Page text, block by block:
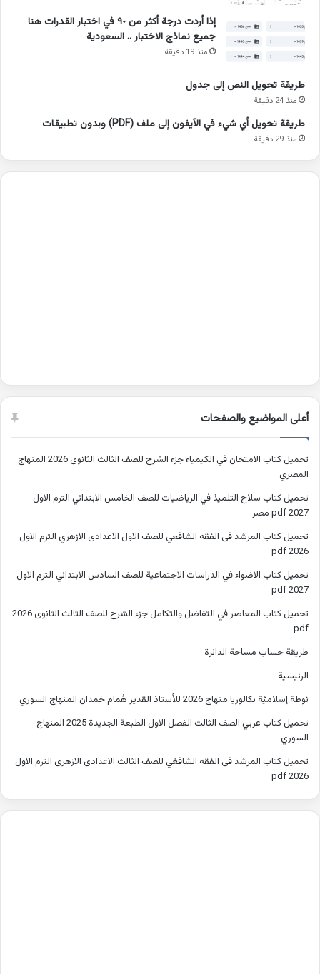
إذا أردت درجة أكثر من ٩٠ في اختبار القدرات هنا
جميع نماذج الاختبار .. السعودية
منذ 19 دقيقة
طريقة تحويل النص إلى جدول
منذ 24 دقيقة
طريقة تحويل أي شيء في الآيفون إلى ملف (PDF) وبدون تطبيقات
منذ 29 دقيقة
أعلى المواضيع والصفحات
تحميل كتاب الامتحان في الكيمياء جزء الشرح للصف الثالث الثانوى 2026 المنهاج
المصري
تحميل كتاب سلاح التلميذ في الرياضيات للصف الخامس الابتدائي الترم الاول
2027 pdf مصر
تحميل كتاب المرشد فى الفقه الشافعي للصف الاول الاعدادى الازهري الترم الاول
2026 pdf
تحميل كتاب الاضواء في الدراسات الاجتماعية للصف السادس الابتدائي الترم الاول
2027 pdf
تحميل كتاب المعاصر في التفاضل والتكامل جزء الشرح للصف الثالث الثانوى 2026
pdf
طريقة حساب مساحة الدائرة
الرئيسية
نوطة إسلاميّة بكالوريا منهاج 2026 للأستاذ القدير هُمام حَمدان المنهاج السوري
تحميل كتاب عربي الصف الثالث الفصل الاول الطبعة الجديدة 2025 المنهاج
السوري
تحميل كتاب المرشد فى الفقه الشافغي للصف الثالث الاعدادى الازهرى الترم الاول
2026 pdf